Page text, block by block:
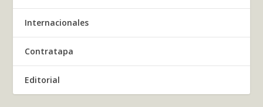
Internacionales
Contratapa
Editorial